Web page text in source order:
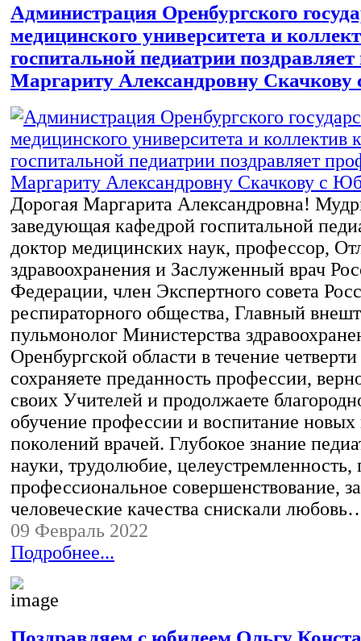
Администрация Оренбургского
медицинского университета и
госпитальной педиатрии
Маргариту Александровну
Дорогая Маргарита Александровна!
заведующая кафедрой госпитальной
доктор медицинских наук, профессор,
здравоохранения и Заслуженный врач
Федерации, член Экспертного совета
респираторного общества, Главный
пульмонолог Министерства
Оренбургской области в течение
сохраняете преданность профессии,
своих Учителей и продолжаете
обучение профессии и воспитание
поколений врачей. Глубокое знание
науки, трудолюбие, целеустремленность,
профессиональное совершенствование,
человеческие качества снискали
09 Февраль 2022
Подробнее...